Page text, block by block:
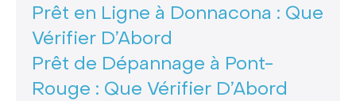
Prêt en Ligne à Donnacona : Que
Vérifier D’Abord
Prêt de Dépannage à Pont-
Rouge : Que Vérifier D’Abord